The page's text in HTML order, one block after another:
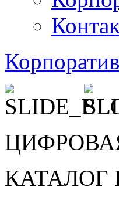
КАТАЛОГ